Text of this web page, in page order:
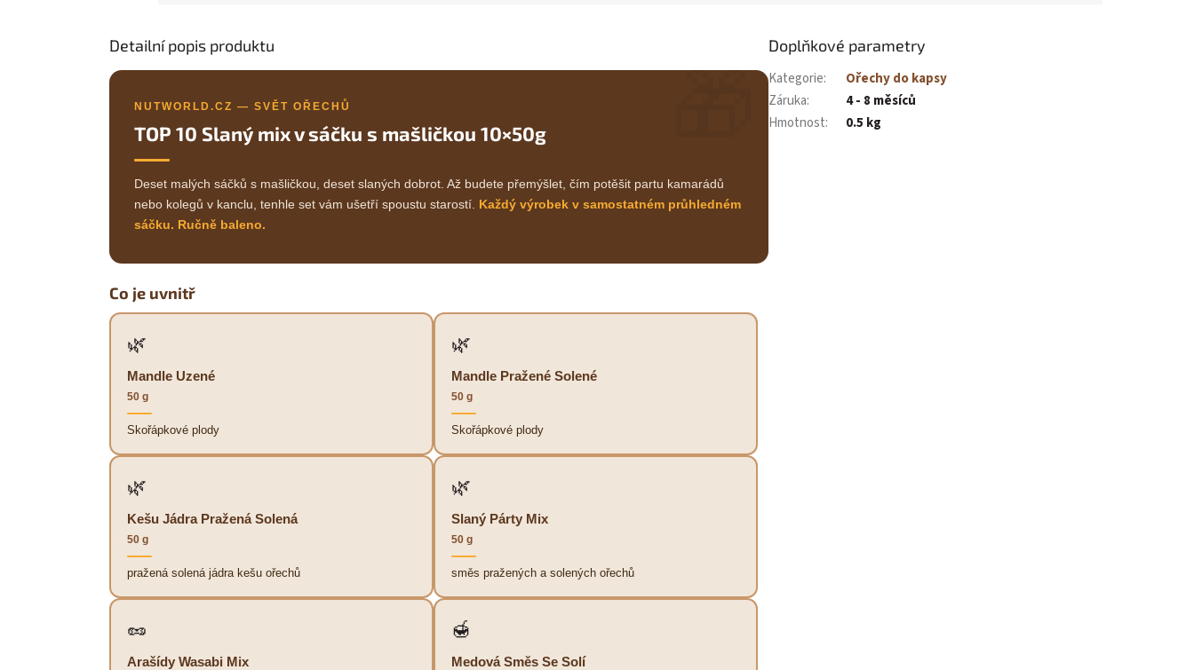
Detailní popis produktu
NUTWORLD.CZ — SVĚT OŘECHŮ
TOP 10 Slaný mix v sáčku s mašličkou 10×50g
Deset malých sáčků s mašličkou, deset slaných dobrot. Až budete přemýšlet, čím potěšit partu kamarádů
nebo kolegů v kanclu, tenhle set vám ušetří spoustu starostí. Každý výrobek v samostatném průhledném
sáčku. Ručně baleno.
Co je uvnitř
🌿
Mandle Uzené
50 g
Skořápkové plody
🌿
Mandle Pražené Solené
50 g
Skořápkové plody
🌿
Kešu Jádra Pražená Solená
50 g
pražená solená jádra kešu ořechů
🌿
Slaný Párty Mix
50 g
směs pražených a solených ořechů
🥜
Arašídy Wasabi Mix
🍯
Medová Směs Se Solí
Doplňkové parametry
Kategorie:
Ořechy do kapsy
Záruka:
4 - 8 měsíců
Hmotnost: 0.5 kg